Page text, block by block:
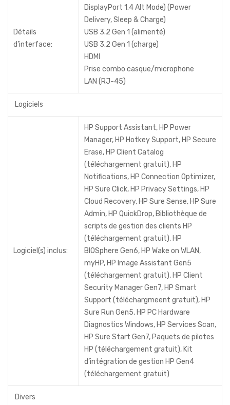
Détails
d’interface:
DisplayPort 1.4 Alt Mode) (Power
Delivery, Sleep & Charge)
USB 3.2 Gen 1 (alimenté)
USB 3.2 Gen 1 (charge)
HDMI
Prise combo casque/microphone
LAN (RJ-45)
Logiciels
Logiciel(s) inclus:
HP Support Assistant, HP Power
Manager, HP Hotkey Support, HP Secure
Erase, HP Client Catalog
(téléchargement gratuit), HP
Notifications, HP Connection Optimizer,
HP Sure Click, HP Privacy Settings, HP
Cloud Recovery, HP Sure Sense, HP Sure
Admin, HP QuickDrop, Bibliothèque de
scripts de gestion des clients HP
(téléchargement gratuit), HP
BIOSphere Gen6, HP Wake on WLAN,
myHP, HP Image Assistant Gen5
(téléchargement gratuit), HP Client
Security Manager Gen7, HP Smart
Support (téléchargmeent gratuit), HP
Sure Run Gen5, HP PC Hardware
Diagnostics Windows, HP Services Scan,
HP Sure Start Gen7, Paquets de pilotes
HP (téléchargement gratuit), Kit
d’intégration de gestion HP Gen4
(téléchargement gratuit)
Divers